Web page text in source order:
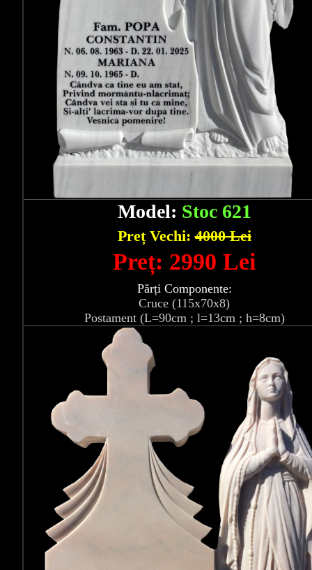
Model: Stoc 621
Preț Vechi:4000 Lei
Preț: 2990 Lei
Părți Componente:
Cruce (115x70x8)
Postament (L=90cm ; l=13cm ; h=8cm)